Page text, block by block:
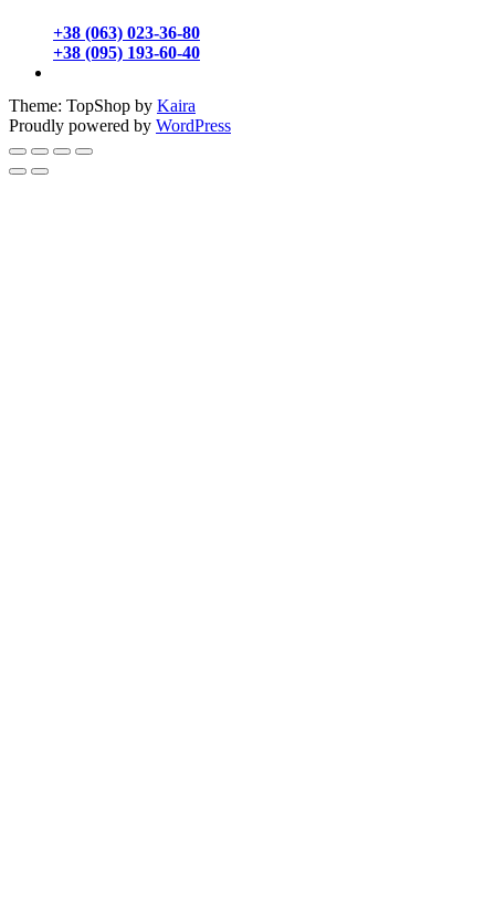
+38 (063) 023-36-80
+38 (095) 193-60-40
Theme: TopShop by Kaira
Proudly powered by WordPress